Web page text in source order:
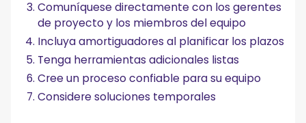
Comuníquese directamente con los gerentes
de proyecto y los miembros del equipo
Incluya amortiguadores al planificar los plazos
Tenga herramientas adicionales listas
Cree un proceso confiable para su equipo
Considere soluciones temporales